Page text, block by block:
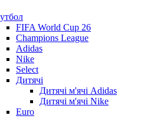
FIFA World Cup 26
Champions League
Adidas
Nike
Select
Дитячі
Дитячі м'ячі Adidas
Дитячі м'ячі Nike
Euro